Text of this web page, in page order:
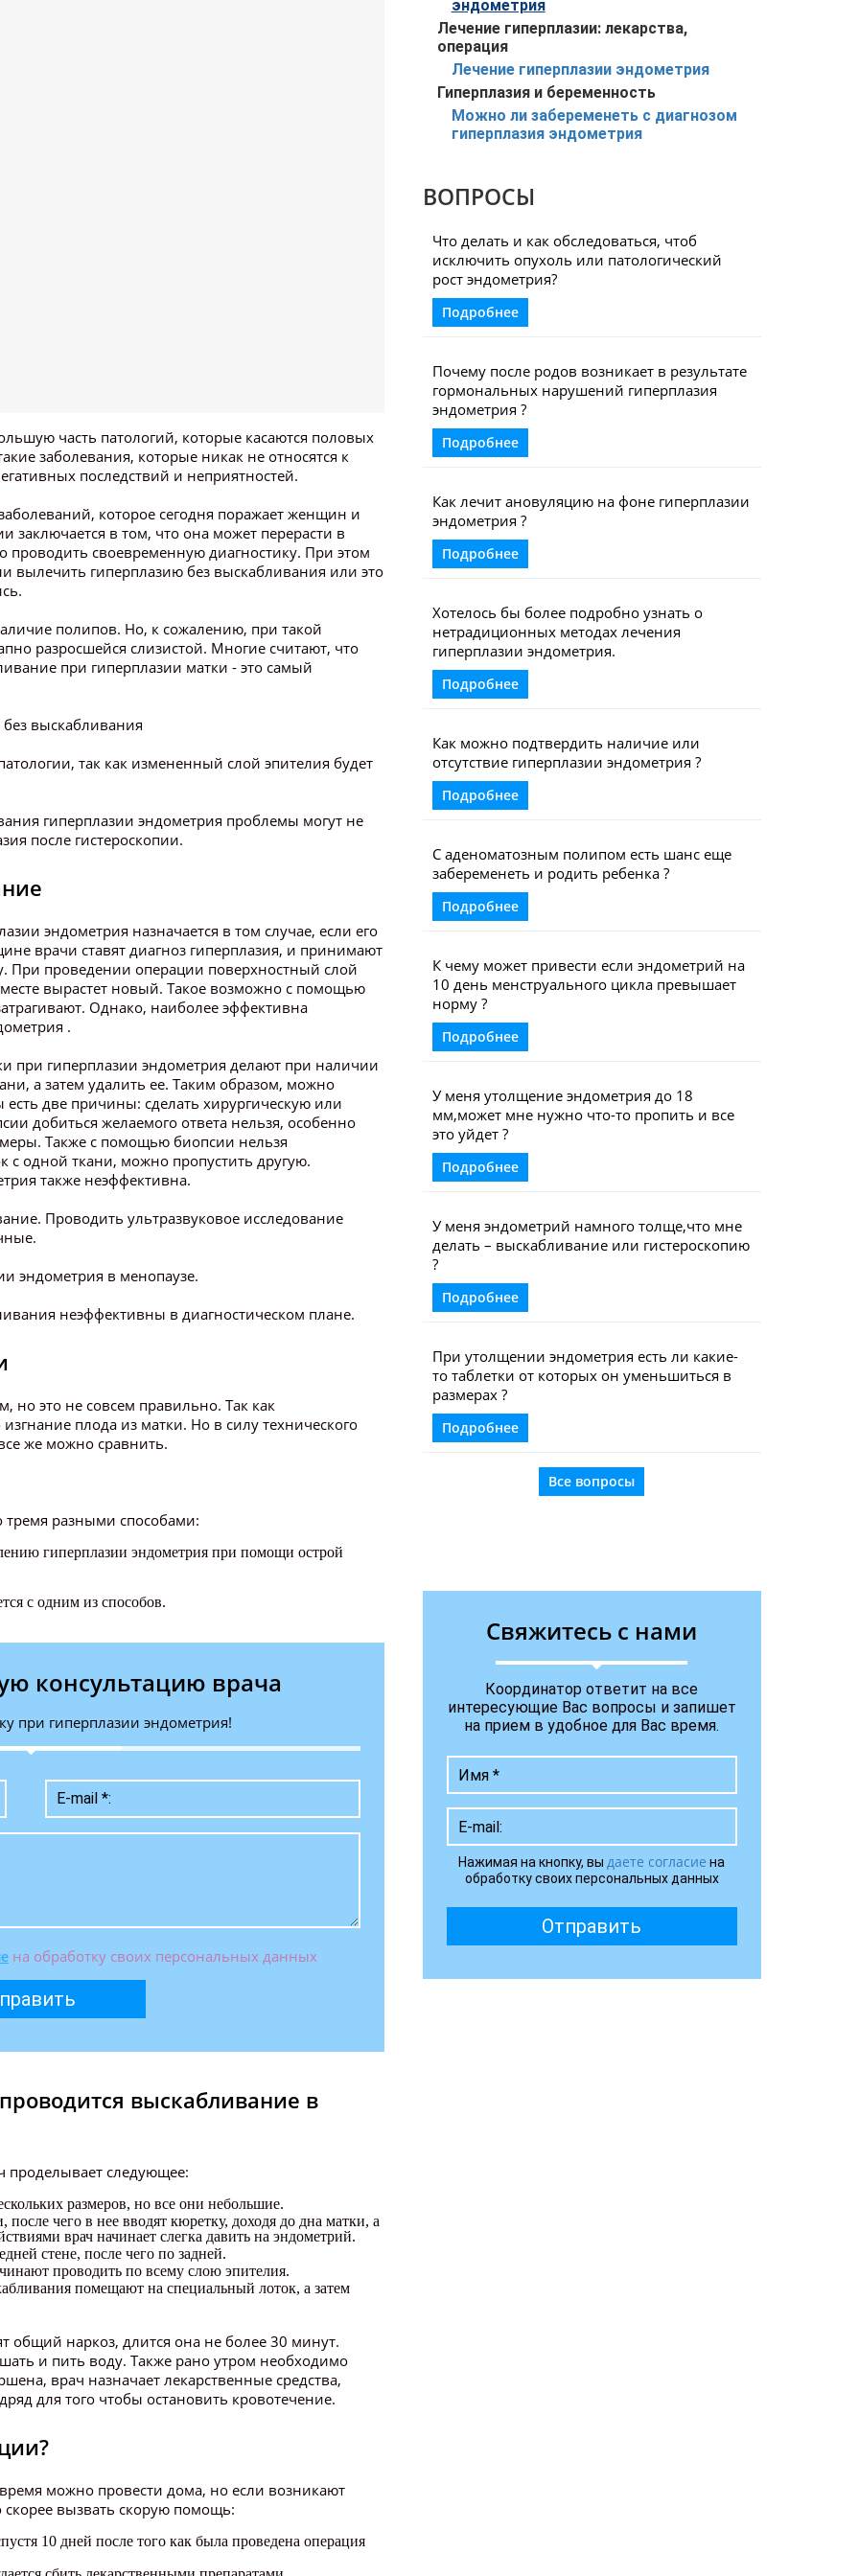
часть патологий, которые касаются половых
заболевания, которые никак не относятся к
последствий и неприятностей.
которое сегодня поражает женщин и
заключается в том, что она может перерасти в
своевременную диагностику. При этом
вылечить гиперплазию без выскабливания или это
полипов. Но, к сожалению, при такой
разросшейся слизистой. Многие считают, что
при гиперплазии матки - это самый
выскабливания
так как измененный слой эпителия будет
гиперплазии эндометрия проблемы могут не
после гистероскопии.
эндометрия назначается в том случае, если его
врачи ставят диагноз гиперплазия, и принимают
При проведении операции поверхностный слой
месте вырастет новый. Такое возможно с помощью
Однако, наиболее эффективна
.
при гиперплазии эндометрия делают при наличии
а затем удалить ее. Таким образом, можно
две причины: сделать хирургическую или
добиться желаемого ответа нельзя, особенно
Также с помощью биопсии нельзя
с одной ткани, можно пропустить другую.
также неэффективна.
Проводить ультразвуковое исследование
эндометрия в менопаузе.
неэффективны в диагностическом плане.
но это не совсем правильно. Так как
плода из матки. Но в силу технического
же можно сравнить.
разными способами:
гиперплазии эндометрия при помощи острой
с одним из способов.
консультацию врача
при гиперплазии эндометрия!
на обработку своих персональных данных
выскабливание в
проделывает следующее:
размеров, но все они небольшие.
чего в нее вводят кюретку, доходя до дна матки, а
врач начинает слегка давить на эндометрий.
стене, после чего по задней.
проводить по всему слою эпителия.
помещают на специальный лоток, а затем
общий наркоз, длится она не более 30 минут.
и пить воду. Также рано утром необходимо
врач назначает лекарственные средства,
для того чтобы остановить кровотечение.
можно провести дома, но если возникают
вызвать скорую помощь:
10 дней после того как была проведена операция
эндометрия
Лечение гиперплазии: лекарства,
операция
Лечение гиперплазии эндометрия
Гиперплазия и беременность
Можно ли забеременеть с диагнозом
гиперплазия эндометрия
ВОПРОСЫ
Что делать и как обследоваться, чтоб
исключить опухоль или патологический
рост эндометрия?
Подробнее
Почему после родов возникает в результате
гормональных нарушений гиперплазия
эндометрия ?
Подробнее
Как лечит ановуляцию на фоне гиперплазии
эндометрия ?
Подробнее
Хотелось бы более подробно узнать о
нетрадиционных методах лечения
гиперплазии эндометрия.
Подробнее
Как можно подтвердить наличие или
отсутствие гиперплазии эндометрия ?
Подробнее
С аденоматозным полипом есть шанс еще
забеременеть и родить ребенка ?
Подробнее
К чему может привести если эндометрий на
10 день менструального цикла превышает
норму ?
Подробнее
У меня утолщение эндометрия до 18
мм,может мне нужно что-то пропить и все
это уйдет ?
Подробнее
У меня эндометрий намного толще,что мне
делать – выскабливание или гистероскопию
?
Подробнее
При утолщении эндометрия есть ли какие-
то таблетки от которых он уменьшиться в
размерах ?
Подробнее
Все вопросы
Cвяжитесь с нами
Координатор ответит на все
интересующие Вас вопросы и запишет
на прием в удобное для Вас время.
Нажимая на кнопку, вы даете согласие на
обработку своих персональных данных
Отправить